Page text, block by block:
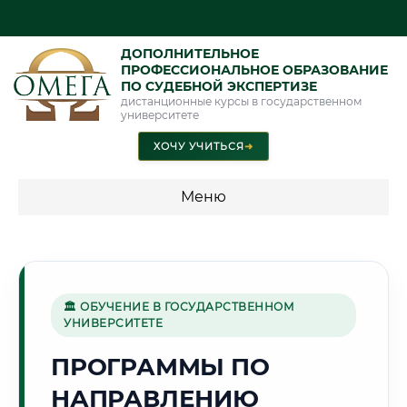
ДОПОЛНИТЕЛЬНОЕ
ПРОФЕССИОНАЛЬНОЕ ОБРАЗОВАНИЕ
ПО СУДЕБНОЙ ЭКСПЕРТИЗЕ
дистанционные курсы в государственном
университете
ХОЧУ УЧИТЬСЯ➜
Меню
специальности"
Стоимость по программам обучения "Судебная экспертиза"
Стоимость по программам обучения "Экспертиза"
🏛 ОБУЧЕНИЕ В ГОСУДАРСТВЕННОМ
УНИВЕРСИТЕТЕ
ПРОГРАММЫ ПО
НАПРАВЛЕНИЮ